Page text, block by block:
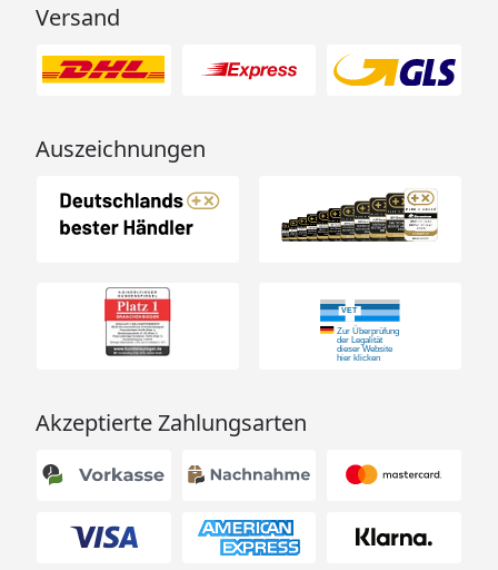
Versand
Auszeichnungen
Akzeptierte Zahlungsarten